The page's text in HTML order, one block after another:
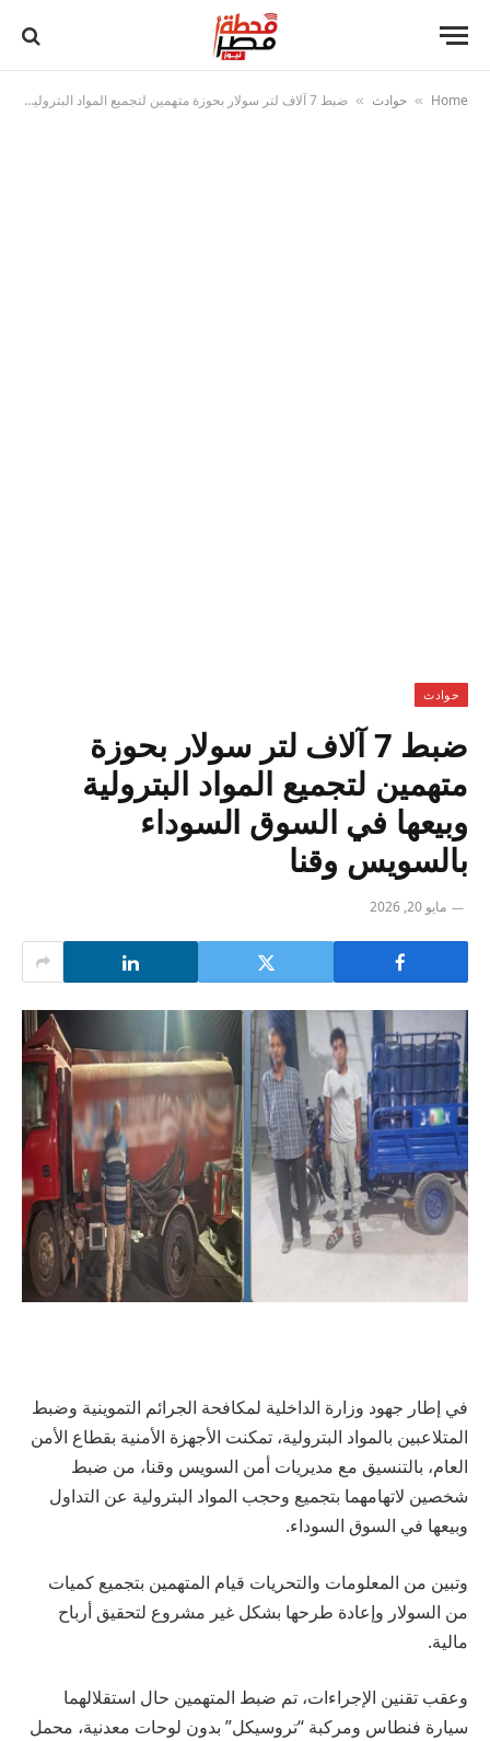
Home
» حوادث » ضبط 7 آلاف لتر سولار بحوزة متهمين لتجميع المواد البترولية وبيعها في السوق السوداء بالسويس وقنا
حوادث
ضبط 7 آلاف لتر سولار بحوزة
متهمين لتجميع المواد البترولية
وبيعها في السوق السوداء
بالسويس وقنا
مايو 20, 2026
في إطار جهود وزارة الداخلية لمكافحة الجرائم التموينية وضبط
المتلاعبين بالمواد البترولية، تمكنت الأجهزة الأمنية بقطاع الأمن
العام، بالتنسيق مع مديريات أمن السويس وقنا، من ضبط
شخصين لاتهامهما بتجميع وحجب المواد البترولية عن التداول
وبيعها في السوق السوداء.
وتبين من المعلومات والتحريات قيام المتهمين بتجميع كميات
من السولار وإعادة طرحها بشكل غير مشروع لتحقيق أرباح
مالية.
وعقب تقنين الإجراءات، تم ضبط المتهمين حال استقلالهما
سيارة فنطاس ومركبة “تروسيكل” بدون لوحات معدنية، محمل